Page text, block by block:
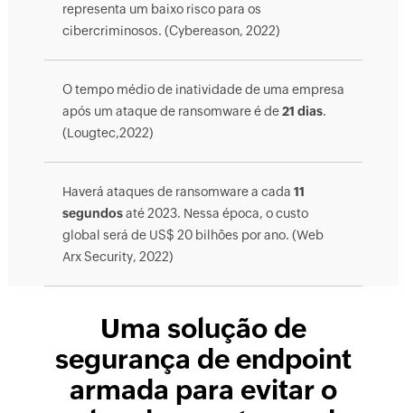
representa um baixo risco para os
cibercriminosos. (Cybereason, 2022)
O tempo médio de inatividade de uma empresa
após um ataque de ransomware é de21 dias.
(Lougtec,2022)
Haverá ataques de ransomware a cada 11
segundosaté 2023. Nessa época, o custo
global será de US$ 20 bilhões por ano. (Web
Arx Security, 2022)
Uma solução de
segurança de endpoint
armada para evitar o